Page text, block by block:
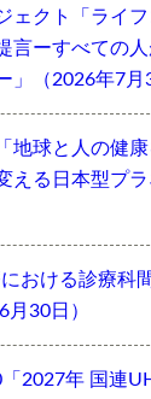
ェクト「ライ
言ーすべての
」（2026年7月
地球と人の健
える日本型プ
おける診療科
30日）
「2027年 国連